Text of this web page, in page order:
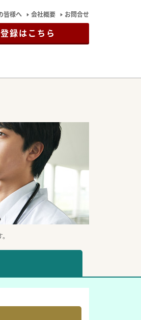
皆様へ 会社概要 お問合せ
録はこちら